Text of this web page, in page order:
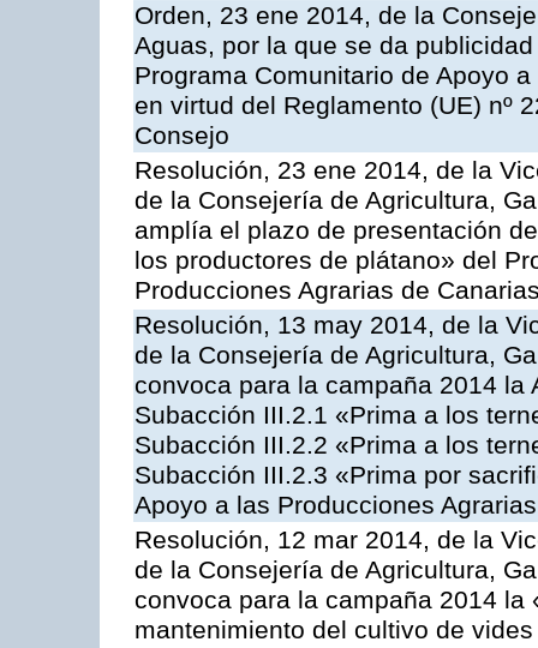
Orden, 23 ene 2014, de la
Aguas, por la que se da
Programa Comunitario de Apoyo
en virtud del Reglamento (UE) nº
Consejo
Resolución, 23 ene 2014, de la
de la Consejería de Agricultura,
amplía el plazo de presentación
los productores de plátano» del
Producciones Agrarias de
Resolución, 13 may 2014, de la
de la Consejería de Agricultura,
convoca para la campaña 2014
Subacción III.2.1 «Prima a los
Subacción III.2.2 «Prima a los
Subacción III.2.3 «Prima por
Apoyo a las Producciones
Resolución, 12 mar 2014, de la
de la Consejería de Agricultura,
convoca para la campaña 2014 la
mantenimiento del cultivo de